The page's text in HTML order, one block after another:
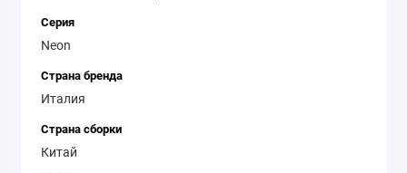
Серия
Neon
Страна бренда
Италия
Страна сборки
Китай